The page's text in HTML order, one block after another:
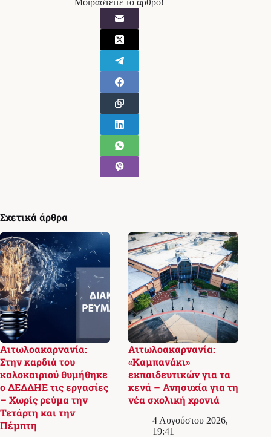
Μοιραστείτε το άρθρο!
Σχετικά άρθρα
Αιτωλοακαρνανία:
Στην καρδιά του
καλοκαιριού θυμήθηκε
ο ΔΕΔΔΗΕ τις εργασίες
– Χωρίς ρεύμα την
Τετάρτη και την
Πέμπτη
Αιτωλοακαρνανία:
«Καμπανάκι»
εκπαιδευτικών για τα
κενά – Ανησυχία για τη
νέα σχολική χρονιά
4 Αυγούστου 2026,
19:41